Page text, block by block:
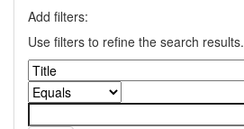
Add filters:
Use filters to refine the search results.